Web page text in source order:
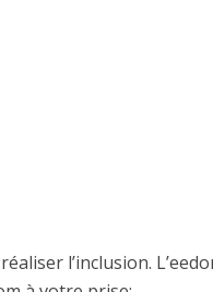
l’inclusion.